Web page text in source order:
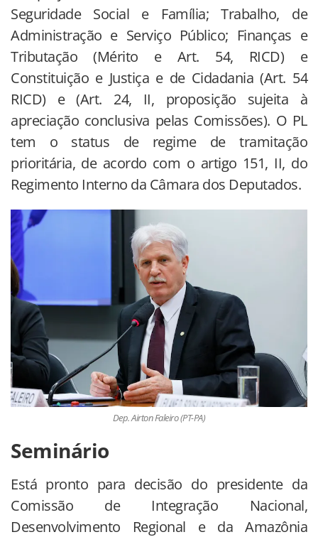
Seguridade Social e Família; Trabalho, de
Administração e Serviço Público; Finanças e
Tributação (Mérito e Art. 54, RICD) e
Constituição e Justiça e de Cidadania (Art. 54
RICD) e (Art. 24, II, proposição sujeita à
apreciação conclusiva pelas Comissões). O PL
tem o status de regime de tramitação
prioritária, de acordo com o artigo 151, II, do
Regimento Interno da Câmara dos Deputados.
Dep. Airton Faleiro (PT-PA)
Seminário
Está pronto para decisão do presidente da
Comissão de Integração Nacional,
Desenvolvimento Regional e da Amazônia